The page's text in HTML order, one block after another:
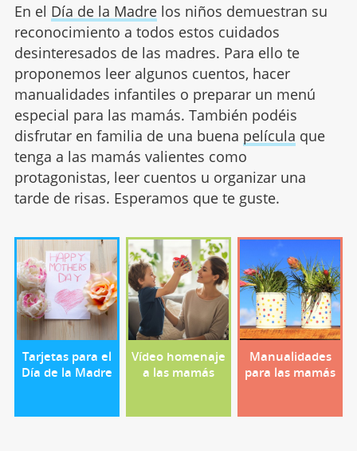
En el Día de la Madrelos niños demuestran su
reconocimiento a todos estos cuidados
desinteresados de las madres. Para ello te
proponemos leer algunos cuentos, hacer
manualidades infantiles o preparar un menú
especial para las mamás. También podéis
disfrutar en familia de una buena película que
tenga a las mamás valientes como
protagonistas, leer cuentos u organizar una
tarde de risas. Esperamos que te guste.
Tarjetas para el
Día de la Madre
Vídeo homenaje
a las mamás
Manualidades
para las mamás